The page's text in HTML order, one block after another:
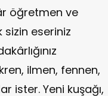
öğretmen ve
sizin eseriniz
ilmen, fennen,
ister. Yeni kuşağı,